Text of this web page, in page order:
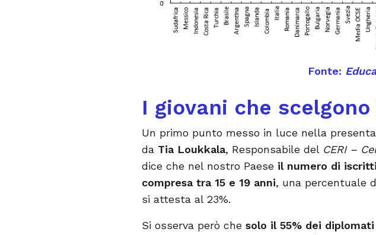
Fonte:
I giovani che
Un primo punto messo in luce nella
da Tia Loukkala, Responsabile del CERI –
dice che nel nostro Paese il numero di
compresa tra 15 e 19 anni, una percentuale
si attesta al 23%.
Si osserva però che solo il 55% dei